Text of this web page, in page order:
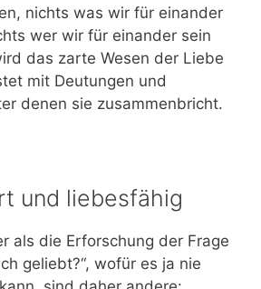
nichts was wir für einander
wer wir für einander sein
das zarte Wesen der Liebe
mit Deutungen und
denen sie zusammenbricht.
und liebesfähig
als die Erforschung der Frage
geliebt?“, wofür es ja nie